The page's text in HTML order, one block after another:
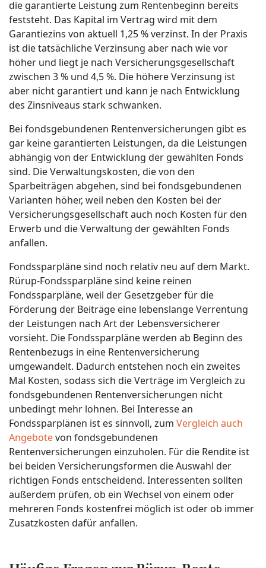
die garantierte Leistung zum Rentenbeginn bereits
feststeht. Das Kapital im Vertrag wird mit dem
Garantiezins von aktuell 1,25 % verzinst. In der Praxis
ist die tatsächliche Verzinsung aber nach wie vor
höher und liegt je nach Versicherungsgesellschaft
zwischen 3 % und 4,5 %. Die höhere Verzinsung ist
aber nicht garantiert und kann je nach Entwicklung
des Zinsniveaus stark schwanken.
Bei fondsgebundenen Rentenversicherungen gibt es
gar keine garantierten Leistungen, da die Leistungen
abhängig von der Entwicklung der gewählten Fonds
sind. Die Verwaltungskosten, die von den
Sparbeiträgen abgehen, sind bei fondsgebundenen
Varianten höher, weil neben den Kosten bei der
Versicherungsgesellschaft auch noch Kosten für den
Erwerb und die Verwaltung der gewählten Fonds
anfallen.
Fondssparpläne sind noch relativ neu auf dem Markt.
Rürup-Fondssparpläne sind keine reinen
Fondssparpläne, weil der Gesetzgeber für die
Förderung der Beiträge eine lebenslange Verrentung
der Leistungen nach Art der Lebensversicherer
vorsieht. Die Fondssparpläne werden ab Beginn des
Rentenbezugs in eine Rentenversicherung
umgewandelt. Dadurch entstehen noch ein zweites
Mal Kosten, sodass sich die Verträge im Vergleich zu
fondsgebundenen Rentenversicherungen nicht
unbedingt mehr lohnen. Bei Interesse an
Fondssparplänen ist es sinnvoll, zum Vergleich auch
Angebotevon fondsgebundenen
Rentenversicherungen einzuholen. Für die Rendite ist
bei beiden Versicherungsformen die Auswahl der
richtigen Fonds entscheidend. Interessenten sollten
außerdem prüfen, ob ein Wechsel von einem oder
mehreren Fonds kostenfrei möglich ist oder ob immer
Zusatzkosten dafür anfallen.